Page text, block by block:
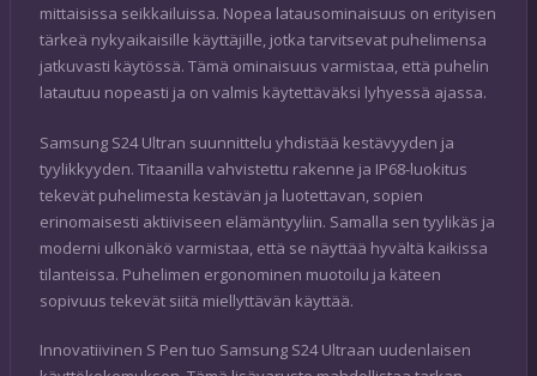
mittaisissa seikkailuissa. Nopea latausominaisuus on erityisen
tärkeä nykyaikaisille käyttäjille, jotka tarvitsevat puhelimensa
jatkuvasti käytössä. Tämä ominaisuus varmistaa, että puhelin
latautuu nopeasti ja on valmis käytettäväksi lyhyessä ajassa.
Samsung S24 Ultran suunnittelu yhdistää kestävyyden ja
tyylikkyyden. Titaanilla vahvistettu rakenne ja IP68-luokitus
tekevät puhelimesta kestävän ja luotettavan, sopien
erinomaisesti aktiiviseen elämäntyyliin. Samalla sen tyylikäs ja
moderni ulkonäkö varmistaa, että se näyttää hyvältä kaikissa
tilanteissa. Puhelimen ergonominen muotoilu ja käteen
sopivuus tekevät siitä miellyttävän käyttää.
Innovatiivinen S Pen tuo Samsung S24 Ultraan uudenlaisen